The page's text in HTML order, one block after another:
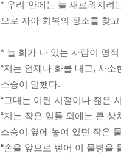
* 우리 안에는 늘 새로워지려
으로 자아 회복의 장소를 찾
* 늘 화가 나 있는 사람이 영
“저는 언제나 화를 내고, 사
스승이 말했다.
“그대는 어린 시절이나 젊은
“저는 작은 일들 외에는 큰
스승이 옆에 놓여 있던 작은
“손을 앞으로 뻗어 이 물병을